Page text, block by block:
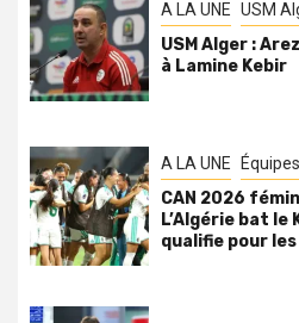
A LA UNE USM
USM Alger :
à Lamine Kebir
A LA UNE
CAN 2026
L’Algérie bat le
qualifie pour